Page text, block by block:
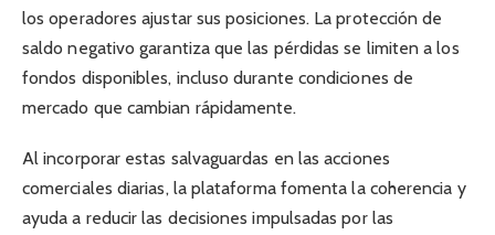
los operadores ajustar sus posiciones. La protección de
saldo negativo garantiza que las pérdidas se limiten a los
fondos disponibles, incluso durante condiciones de
mercado que cambian rápidamente.
Al incorporar estas salvaguardas en las acciones
comerciales diarias, la plataforma fomenta la coherencia y
ayuda a reducir las decisiones impulsadas por las